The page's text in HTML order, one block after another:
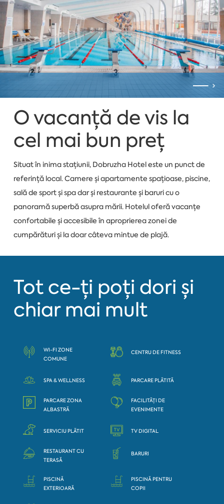
O vacanță de vis la
cel mai bun preț
Situat în inima stațiunii, Dobruzha Hotel este un punct de
referință local. Camere și apartamente spațioase, piscine,
sală de sport și spa dar și restaurante și baruri cu o
panoramă superbă asupra mării. Hotelul oferă vacanțe
confortabile și accesibile în aproprierea zonei de
cumpărături și la doar câteva mintue de plajă.
Tot ce-ți poți dori și
chiar mai mult
WI-FI ZONE
COMUNE
CENTRU DE FITNESS
SPA & WELLNESS PARCARE PLĂTITĂ
PARCARE ZONA
ALBASTRĂ
FACILITĂȚI DE
EVENIMENTE
SERVICIU PLĂTIT TV DIGITAL
RESTAURANT CU
TERASĂ
BARURI
PISCINĂ
EXTERIOARĂ
PISCINĂ PENTRU
COPII